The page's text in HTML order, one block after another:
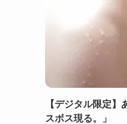
【デジタル限定
スボス現る。」